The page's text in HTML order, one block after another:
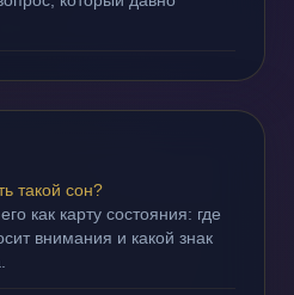
такой сон?
как карту состояния: где
внимания и какой знак